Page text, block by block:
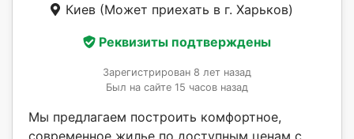
Киев (Может приехать в г. Харьков)
Реквизиты подтверждены
Зарегистрирован 8 лет назад
Был на сайте 15 часов назад
Мы предлагаем построить комфортное,